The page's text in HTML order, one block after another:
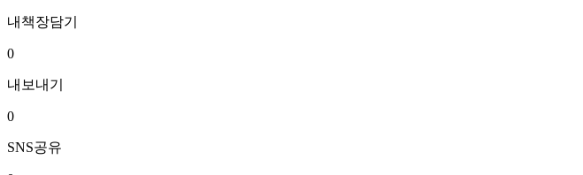
내책장담기
0
내보내기
0
SNS공유